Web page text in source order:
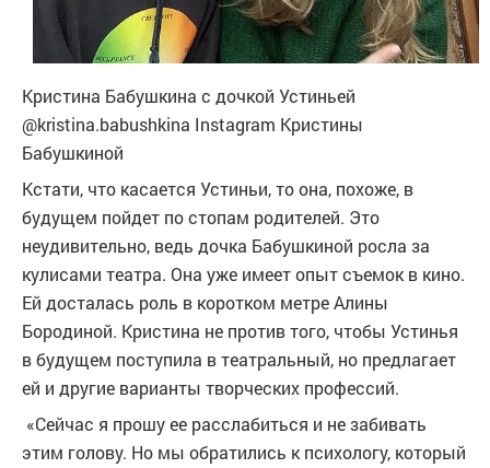
Кристина Бабушкина с дочкой Устиньей
@kristina.babushkina Instagram Кристины
Бабушкиной
Кстати, что касается Устиньи, то она, похоже, в
будущем пойдет по стопам родителей. Это
неудивительно, ведь дочка Бабушкиной росла за
кулисами театра. Она уже имеет опыт съемок в кино.
Ей досталась роль в коротком метре Алины
Бородиной. Кристина не против того, чтобы Устинья
в будущем поступила в театральный, но предлагает
ей и другие варианты творческих профессий.
«Сейчас я прошу ее расслабиться и не забивать
этим голову. Но мы обратились к психологу, который